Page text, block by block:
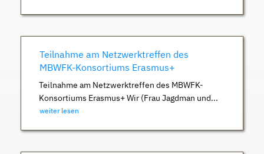
Teilnahme am Netzwerktreffen des
MBWFK-Konsortiums Erasmus+
Teilnahme am Netzwerktreffen des MBWFK-
Konsortiums Erasmus+ Wir (Frau Jagdman und...
weiter lesen